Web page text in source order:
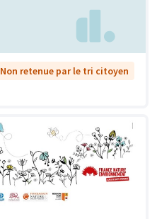
Non retenue par le tri citoyen